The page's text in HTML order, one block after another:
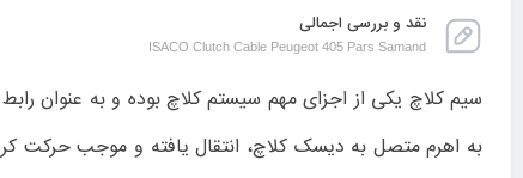
نقد و بررسی اجمالی
ISACO Clutch Cable Peugeot 405 Pars Samand
سیم کلاچ یکی از اجزای مهم سیستم کلاچ بوده و به عنوان
به اهرم متصل به دیسک کلاچ، انتقال یافته و موجب حرکت